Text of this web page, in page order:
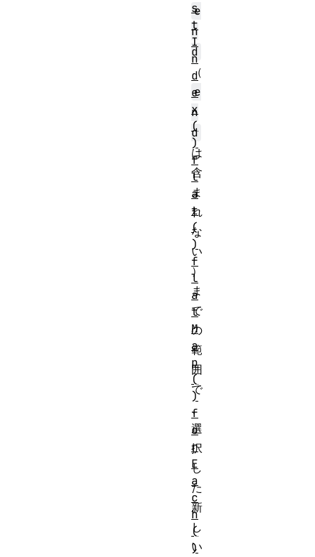
e
n
d
（
e
n
d
は
含
ま
れ
な
い
）
ま
で
の
範
囲
で
、
選
択
し
た
新
し
い
s
t
I
n
d
e
x
(
)
f
l
a
t
(
)
f
l
a
t
M
a
p
(
)
f
o
r
E
a
c
h
(
)